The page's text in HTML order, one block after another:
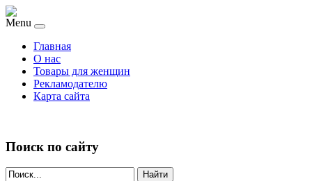
Menu
Главная
О нас
Товары для женщин
Рекламодателю
Карта сайта
Поиск по сайту
Найти